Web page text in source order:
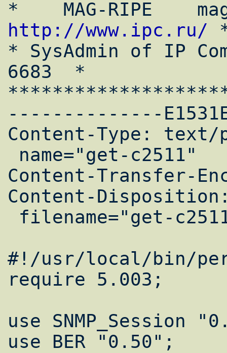
http://www.ipc.ru/
* SysAdmin of IP
6683  *
--------------
Content-Type:
Content-Transfer-
Content-
#!/usr/local/bin/
require 5.003;
use SNMP_Session
use BER "0.50";